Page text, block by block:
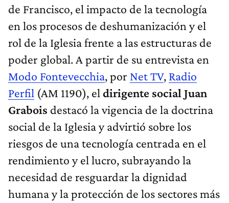
de Francisco, el impacto de la tecnología
en los procesos de deshumanización y el
rol de la Iglesia frente a las estructuras de
poder global. A partir de su entrevista en
Modo Fontevecchia, por Net TV, Radio
Perfil (AM 1190), el dirigente social Juan
Grabois destacó la vigencia de la doctrina
social de la Iglesia y advirtió sobre los
riesgos de una tecnología centrada en el
rendimiento y el lucro, subrayando la
necesidad de resguardar la dignidad
humana y la protección de los sectores más